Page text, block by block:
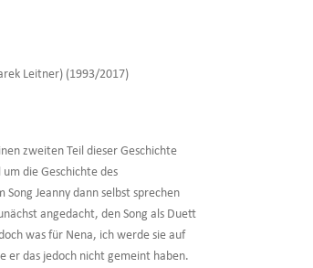
Leitner) (1993/2017)
zweiten Teil dieser Geschichte
die Geschichte des
Jeanny dann selbst sprechen
angedacht, den Song als Duett
was für Nena, ich werde sie auf
er das jedoch nicht gemeint haben.